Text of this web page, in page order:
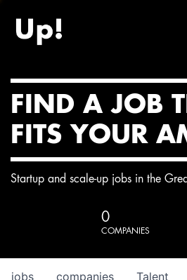
FIND A JOB
FITS YOUR
Startup and scale-up jobs in the
0
COMPANIES
jobs companies Talent